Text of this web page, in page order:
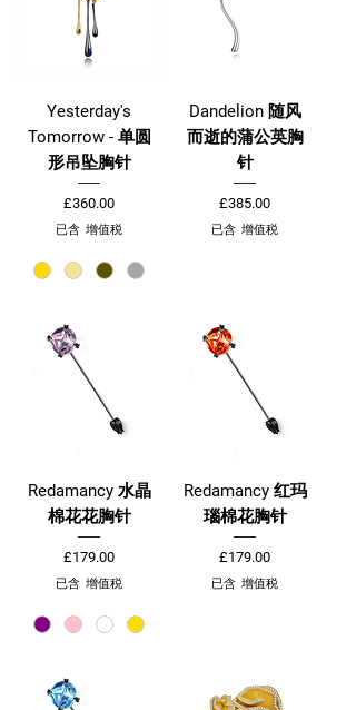
Yesterday's
Tomorrow - 单圆
形吊坠胸针
價格
£360.00
已含 增值税
Dandelion 随风
而逝的蒲公英胸
针
價格
£385.00
已含 增值税
Redamancy 水晶
棉花花胸针
價格
£179.00
已含 增值税
Redamancy 红玛
瑙棉花胸针
價格
£179.00
已含 增值税